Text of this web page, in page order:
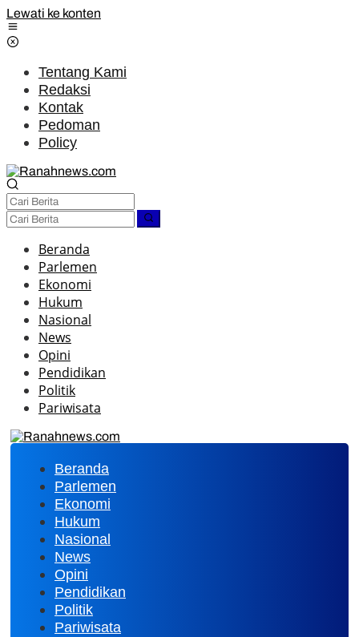
Lewati ke konten
Tentang Kami
Redaksi
Kontak
Pedoman
Policy
Beranda
Parlemen
Ekonomi
Hukum
Nasional
News
Opini
Pendidikan
Politik
Pariwisata
Beranda
Parlemen
Ekonomi
Hukum
Nasional
News
Opini
Pendidikan
Politik
Pariwisata